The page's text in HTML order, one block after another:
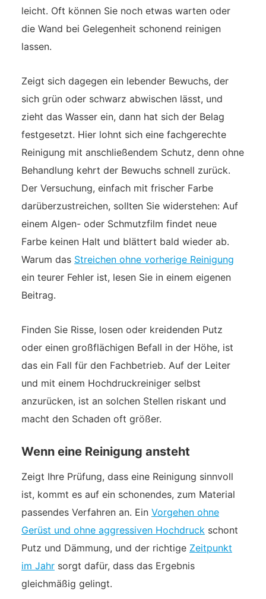
leicht. Oft können Sie noch etwas warten oder
die Wand bei Gelegenheit schonend reinigen
lassen.
Zeigt sich dagegen ein lebender Bewuchs, der
sich grün oder schwarz abwischen lässt, und
zieht das Wasser ein, dann hat sich der Belag
festgesetzt. Hier lohnt sich eine fachgerechte
Reinigung mit anschließendem Schutz, denn ohne
Behandlung kehrt der Bewuchs schnell zurück.
Der Versuchung, einfach mit frischer Farbe
darüberzustreichen, sollten Sie widerstehen: Auf
einem Algen- oder Schmutzfilm findet neue
Farbe keinen Halt und blättert bald wieder ab.
Warum das Streichen ohne vorherige Reinigung
ein teurer Fehler ist, lesen Sie in einem eigenen
Beitrag.
Finden Sie Risse, losen oder kreidenden Putz
oder einen großflächigen Befall in der Höhe, ist
das ein Fall für den Fachbetrieb. Auf der Leiter
und mit einem Hochdruckreiniger selbst
anzurücken, ist an solchen Stellen riskant und
macht den Schaden oft größer.
Wenn eine Reinigung ansteht
Zeigt Ihre Prüfung, dass eine Reinigung sinnvoll
ist, kommt es auf ein schonendes, zum Material
passendes Verfahren an. Ein Vorgehen ohne
Gerüst und ohne aggressiven Hochdruck schont
Putz und Dämmung, und der richtige Zeitpunkt
im Jahr sorgt dafür, dass das Ergebnis
gleichmäßig gelingt.